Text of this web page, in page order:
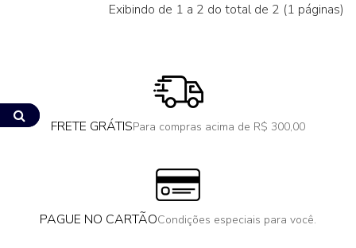
Exibindo de 1 a 2 do total de 2 (1 páginas)
FRETE GRÁTISPara compras acima de R$ 300,00
PAGUE NO CARTÃOCondições especiais para você.